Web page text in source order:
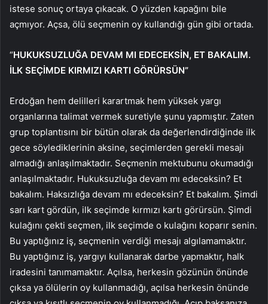
istese sonuç ortaya çıkacak. O yüzden kapağını bile
açmıyor. Açsa, ölü seçmenin oy kullandığı gün gibi ortada.
“HUKUKSUZLUĞA DEVAM MI EDECEKSİN, ET BAKALIM.
İLK SEÇİMDE KIRMIZI KARTI GÖRÜRSÜN”
Erdoğan hem delilleri karartmak hem yüksek yargı
organlarına talimat vermek suretiyle şunu yapmıştır. Zaten
grup toplantısını bir bütün olarak da değerlendirdiğinde ilk
gece söylediklerinin aksine, seçimlerden gerekli mesajı
almadığı anlaşılmaktadır. Seçmenin mektubunu okumadığı
anlaşılmaktadır. Hukuksuzluğa devam mı edeceksin? Et
bakalım. Haksızlığa devam mı edeceksin? Et bakalım. Şimdi
sarı kart gördün, ilk seçimde kırmızı kartı görürsün. Şimdi
kulağını çekti seçmen, ilk seçimde o kulağını koparır senin.
Bu yaptığınız iş, seçmenin verdiği mesajı algılamamaktır.
Bu yaptığınız iş, yargıyı kullanarak darbe yapmaktır, halk
iradesini tanımamaktır. Açılsa, herkesin gözünün önünde
çıksa ya ölülerin oy kullanmadığı, açılsa herkesin önünde